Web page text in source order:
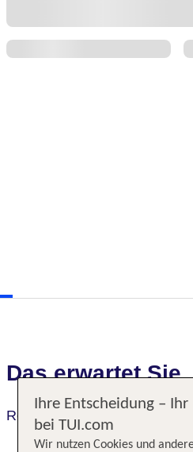
Das erwartet Sie
Renaissance Orlando at
Ihre Entscheidung –
bei TUI.com
Wir nutzen Cookies und